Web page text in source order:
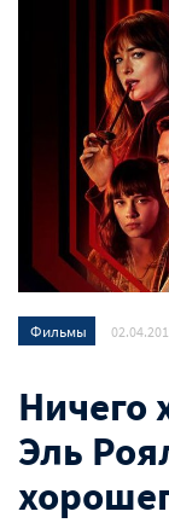
Фильмы
Ничего
Эль